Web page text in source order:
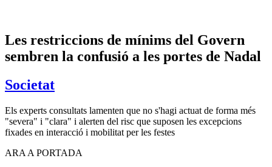
Les restriccions de mínims del Govern
sembren la confusió a les portes de Nadal
Societat
Els experts consultats lamenten que no s'hagi actuat de forma més
"severa" i "clara" i alerten del risc que suposen les excepcions
fixades en interacció i mobilitat per les festes
ARA A PORTADA